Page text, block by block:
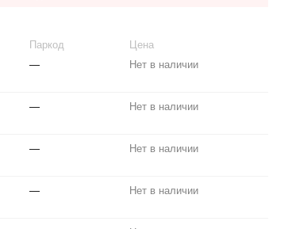
Паркод
Цена
— Нет в наличии
— Нет в наличии
— Нет в наличии
— Нет в наличии